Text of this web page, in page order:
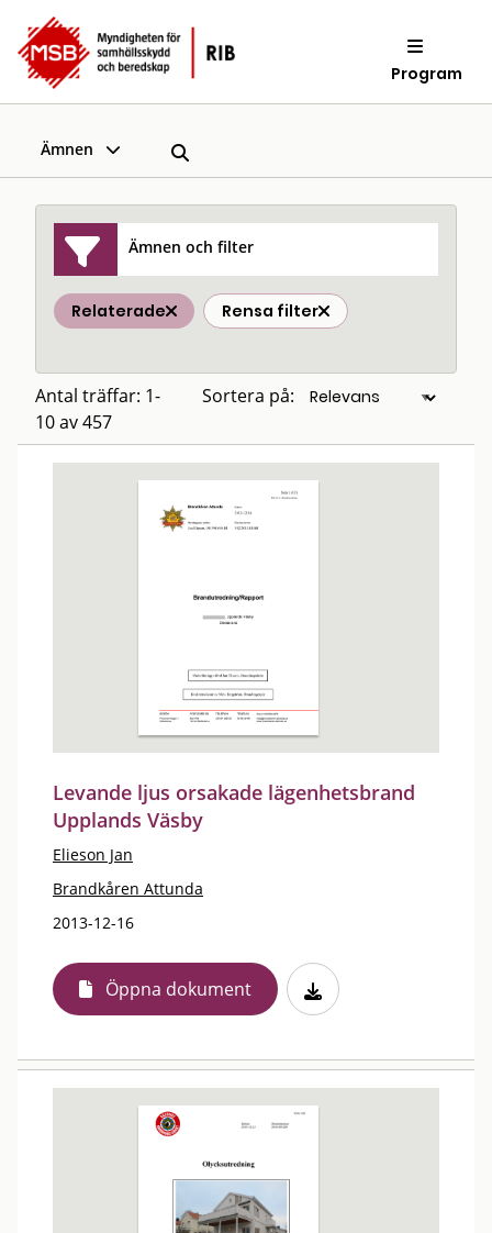
Program
Ämnen
Ämnen och filter
Relaterade Rensa filter
Antal träffar: 1-
10 av 457
Sortera på:
Levande ljus orsakade lägenhetsbrand
Upplands Väsby
Elieson Jan
Brandkåren Attunda
2013-12-16
Öppna dokument